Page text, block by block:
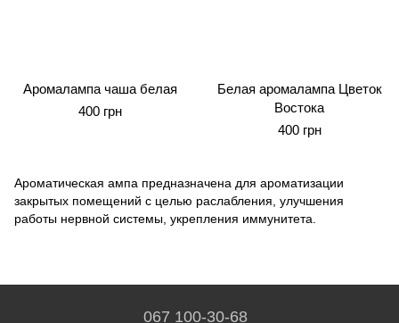
Аромалампа чаша белая
400 грн
Белая аромалампа Цветок
Востока
400 грн
Ароматическая ампа предназначена для ароматизации
закрытых помещений с целью раслабления, улучшения
работы нервной системы, укрепления иммунитета.
067 100-30-68